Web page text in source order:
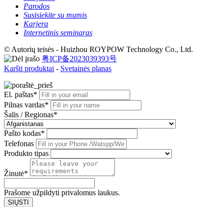
Parodos
Susisiekite su mumis
Karjera
Internetinis seminaras
© Autorių teisės - Huizhou ROYPOW Technology Co., Ltd.
粤ICP备2023039393号
Karšti produktai - Svetainės planas
El. paštas*
Pilnas vardas*
Šalis / Regionas*
Pašto kodas*
Telefonas
Produkto tipas
Žinutė*
Prašome užpildyti privalomus laukus.
SIŲSTI